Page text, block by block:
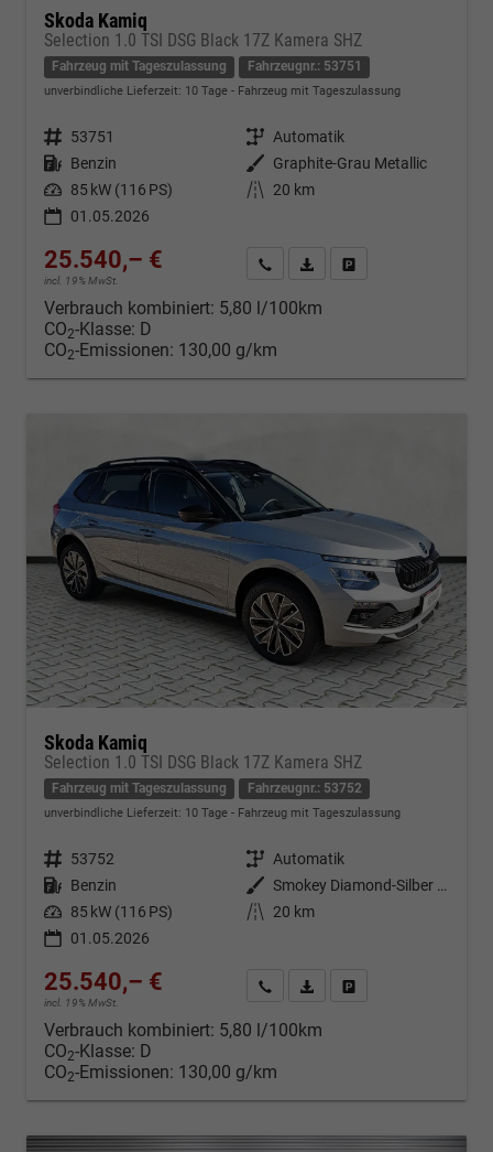
Skoda Kamiq
Selection 1.0 TSI DSG Black 17Z Kamera SHZ
Fahrzeug mit Tageszulassung Fahrzeugnr.: 53751
unverbindliche Lieferzeit: 10 Tage Fahrzeug mit Tageszulassung
Fahrzeugnr. 53751 Getriebe Automatik
Kraftstoff Benzin Außenfarbe
Graphite-Grau Metallic
Leistung 85 kW (116 PS) Kilometerstand
20 km
01.05.2026
25.540,– €
incl. 19% MwSt.
Kontakt & Angebot anfordern
PDF-Datei, Fahrzeugexposé
Verbrauch kombiniert: 5,80 l/100km
CO2-Klasse: D
CO2-Emissionen: 130,00 g/km
Skoda Kamiq
Selection 1.0 TSI DSG Black 17Z Kamera SHZ
Fahrzeug mit Tageszulassung Fahrzeugnr.: 53752
unverbindliche Lieferzeit: 10 Tage Fahrzeug mit Tageszulassung
Fahrzeugnr. 53752 Getriebe Automatik
Kraftstoff Benzin Außenfarbe
Smokey Diamond-Silber Metallic
Leistung 85 kW (116 PS) Kilometerstand
20 km
01.05.2026
25.540,– €
incl. 19% MwSt.
Kontakt & Angebot anfordern
PDF-Datei, Fahrzeugexposé
Verbrauch kombiniert: 5,80 l/100km
CO2-Klasse: D
CO2-Emissionen: 130,00 g/km